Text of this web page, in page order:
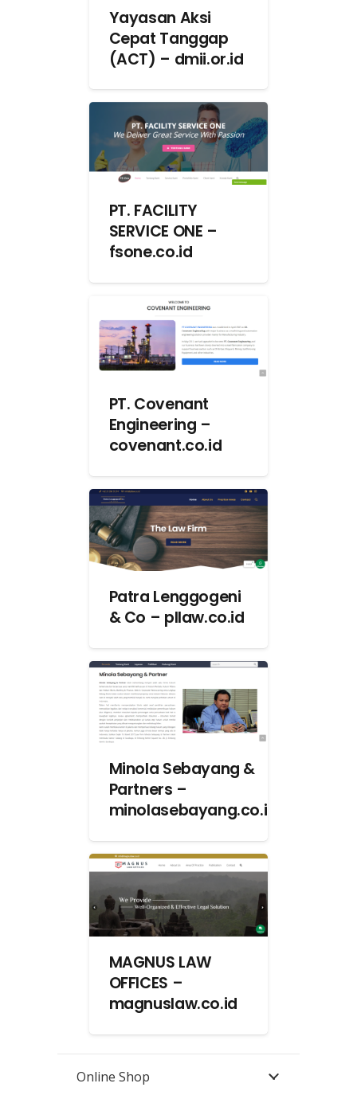
Yayasan Aksi
Cepat Tanggap
(ACT) – dmii.or.id
PT. FACILITY
SERVICE ONE –
fsone.co.id
PT. Covenant
Engineering –
covenant.co.id
Patra Lenggogeni
& Co – pllaw.co.id
Minola Sebayang &
Partners –
minolasebayang.co.id
MAGNUS LAW
OFFICES –
magnuslaw.co.id
Online Shop